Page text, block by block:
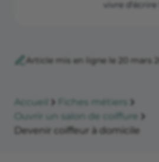
vivre d’écrire !
Article mis en ligne le 20 mars
Accueil
Fiches métiers
Ouvrir un salon de coiffure
Devenir coiffeur à domicile